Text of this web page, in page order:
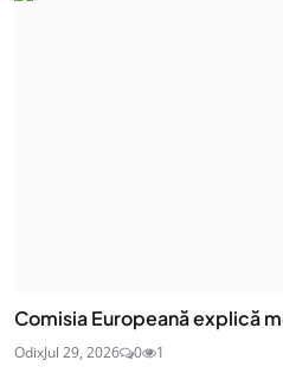
Comisia Europeană explică
OdixJul 29, 2026 0 1